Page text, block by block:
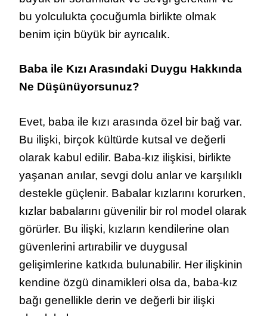
bu yolculukta çocuğumla birlikte olmak
benim için büyük bir ayrıcalık.
Baba ile Kızı Arasındaki Duygu Hakkında
Ne Düşünüyorsunuz?
Evet, baba ile kızı arasında özel bir bağ var.
Bu ilişki, birçok kültürde kutsal ve değerli
olarak kabul edilir. Baba-kız ilişkisi, birlikte
yaşanan anılar, sevgi dolu anlar ve karşılıklı
destekle güçlenir. Babalar kızlarını korurken,
kızlar babalarını güvenilir bir rol model olarak
görürler. Bu ilişki, kızların kendilerine olan
güvenlerini artırabilir ve duygusal
gelişimlerine katkıda bulunabilir. Her ilişkinin
kendine özgü dinamikleri olsa da, baba-kız
bağı genellikle derin ve değerli bir ilişki